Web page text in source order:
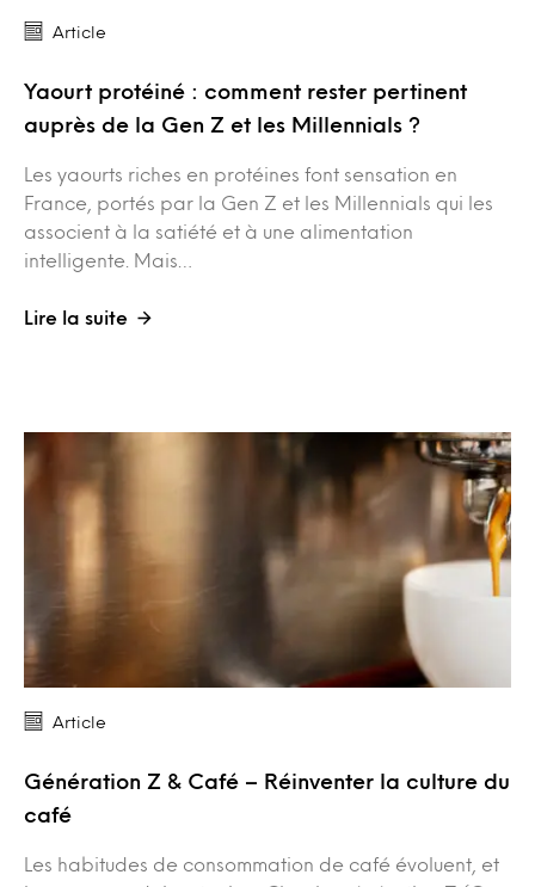
Article
Yaourt protéiné : comment rester pertinent
auprès de la Gen Z et les Millennials ?
Les yaourts riches en protéines font sensation en
France, portés par la Gen Z et les Millennials qui les
associent à la satiété et à une alimentation
intelligente. Mais…
Lire la suite
Article
Génération Z & Café – Réinventer la culture du
café
Les habitudes de consommation de café évoluent, et